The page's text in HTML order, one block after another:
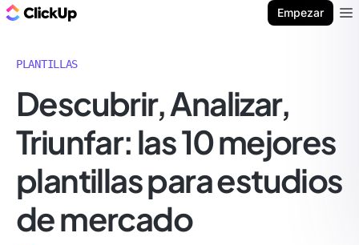
Empezar
PLANTILLAS
Descubrir, Analizar,
Triunfar: las 10 mejores
plantillas para estudios
de mercado